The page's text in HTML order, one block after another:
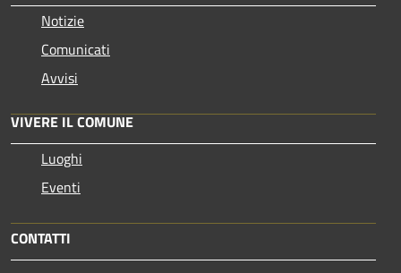
Notizie
Comunicati
Avvisi
VIVERE IL COMUNE
Luoghi
Eventi
CONTATTI